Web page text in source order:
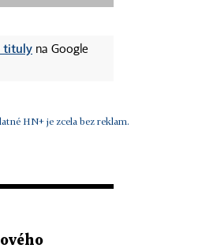
tituly na Google
HN+ je zcela bez reklam.